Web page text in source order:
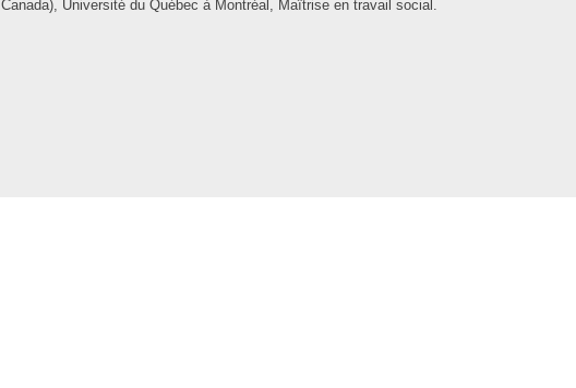
Canada), Université du Québec à Montréal, Maîtrise en travail social.